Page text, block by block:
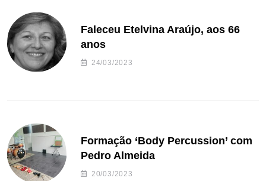
Faleceu Etelvina Araújo, aos 66
anos
24/03/2023
Formação ‘Body Percussion’ com
Pedro Almeida
20/03/2023